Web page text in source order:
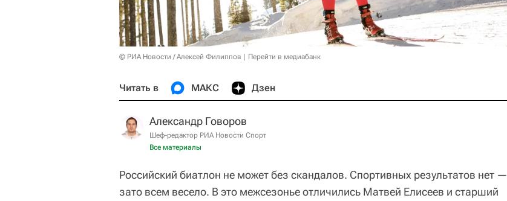
© РИА Новости / Алексей Филиппов Перейти в медиабанк
Читать в МАКС Дзен
Александр Говоров
Шеф-редактор РИА Новости Спорт
Все материалы
Российский биатлон не может без скандалов. Спортивных результатов нет —
зато всем весело. В это межсезонье отличились Матвей Елисеев и старший